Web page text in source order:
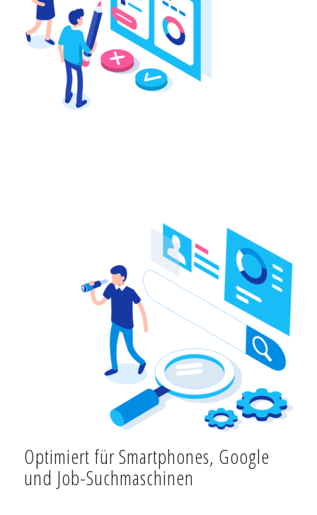
Optimiert für Smartphones, Google
und Job-Suchmaschinen